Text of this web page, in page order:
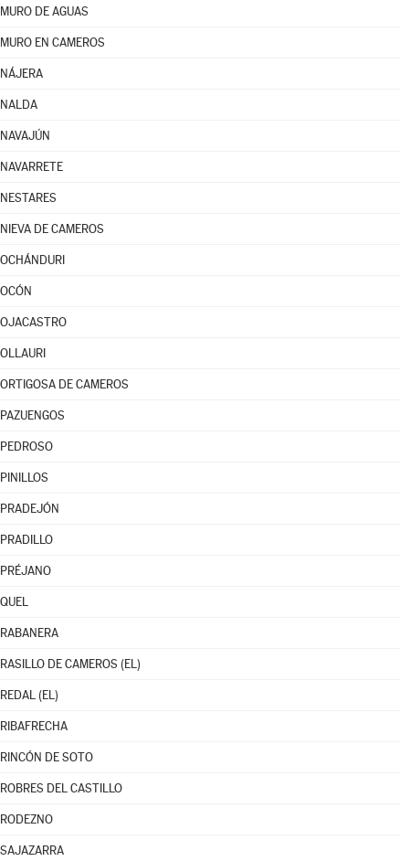
MURO DE AGUAS
MURO EN CAMEROS
NÁJERA
NALDA
NAVAJÚN
NAVARRETE
NESTARES
NIEVA DE CAMEROS
OCHÁNDURI
OCÓN
OJACASTRO
OLLAURI
ORTIGOSA DE CAMEROS
PAZUENGOS
PEDROSO
PINILLOS
PRADEJÓN
PRADILLO
PRÉJANO
QUEL
RABANERA
RASILLO DE CAMEROS (EL)
REDAL (EL)
RIBAFRECHA
RINCÓN DE SOTO
ROBRES DEL CASTILLO
RODEZNO
SAJAZARRA